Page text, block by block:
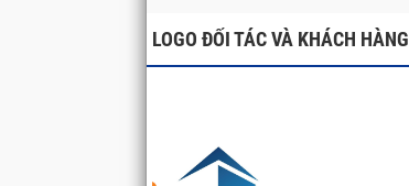
LOGO ĐỐI TÁC VÀ KHÁCH HÀNG